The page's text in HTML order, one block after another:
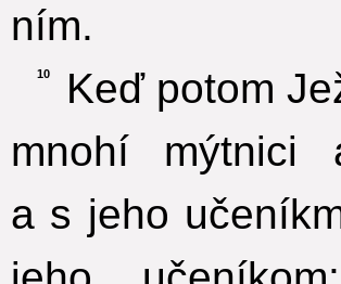
ním.
10
Keď potom
mnohí
a s jeho